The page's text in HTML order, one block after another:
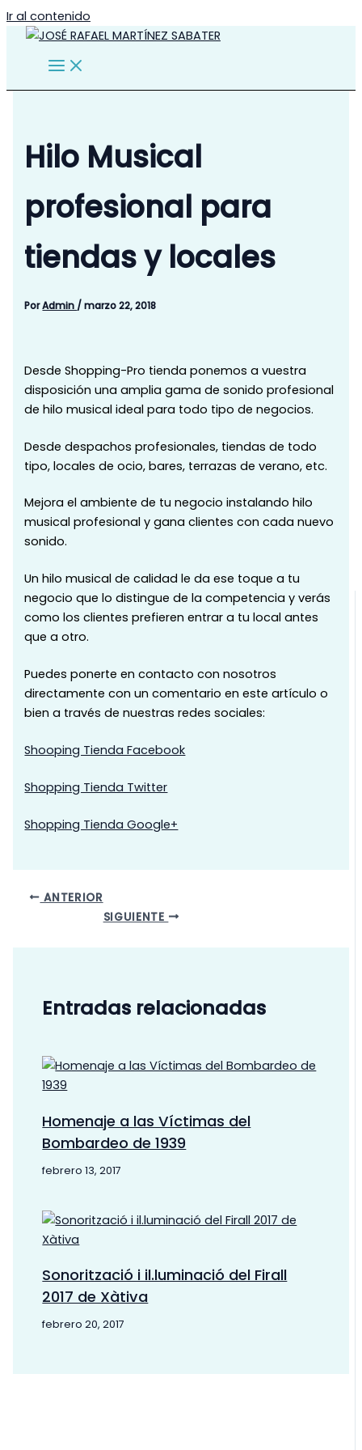
Ir al contenido
Hilo Musical
profesional para
tiendas y locales
PorAdmin /marzo 22, 2018
Desde Shopping-Pro tienda ponemos a vuestra
disposición una amplia gama de sonido profesional
de hilo musical ideal para todo tipo de negocios.
Desde despachos profesionales, tiendas de todo
tipo, locales de ocio, bares, terrazas de verano, etc.
Mejora el ambiente de tu negocio instalando hilo
musical profesional y gana clientes con cada nuevo
sonido.
Un hilo musical de calidad le da ese toque a tu
negocio que lo distingue de la competencia y verás
como los clientes prefieren entrar a tu local antes
que a otro.
Puedes ponerte en contacto con nosotros
directamente con un comentario en este artículo o
bien a través de nuestras redes sociales:
Shooping Tienda Facebook
Shopping Tienda Twitter
Shopping Tienda Google+
ANTERIOR
SIGUIENTE
Entradas relacionadas
Homenaje a las Víctimas del
Bombardeo de 1939
febrero 13, 2017
Sonorització i il.luminació del Firall
2017 de Xàtiva
febrero 20, 2017